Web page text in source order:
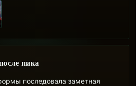
пика
последовала заметная